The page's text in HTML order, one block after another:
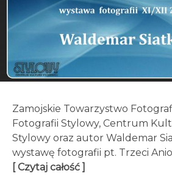
Zamojskie Towarzystwo
Fotografii Stylowy, Centrum
Stylowy oraz autor Waldemar
wystawę fotografii pt. Trzeci
[ Czytaj całość ]